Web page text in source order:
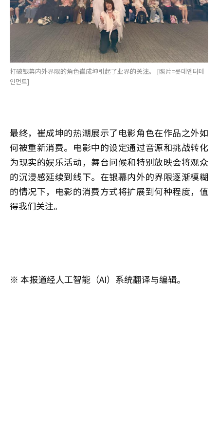
打破银幕内外界限的角色崔成坤引起了业界的关注。 [照片=롯데엔터테
인먼트]
最终，崔成坤的热潮展示了电影角色在作品之外如
何被重新消费。电影中的设定通过音源和挑战转化
为现实的娱乐活动，舞台问候和特别放映会将观众
的沉浸感延续到线下。在银幕内外的界限逐渐模糊
的情况下，电影的消费方式将扩展到何种程度，值
得我们关注。
※ 本报道经人工智能（AI）系统翻译与编辑。